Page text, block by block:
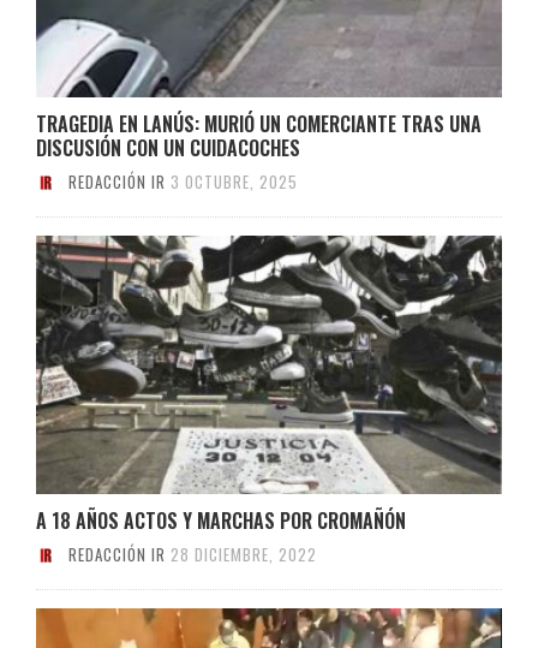
TRAGEDIA EN LANÚS: MURIÓ UN COMERCIANTE TRAS UNA
DISCUSIÓN CON UN CUIDACOCHES
REDACCIÓN IR 3 OCTUBRE, 2025
A 18 AÑOS ACTOS Y MARCHAS POR CROMAÑÓN
REDACCIÓN IR 28 DICIEMBRE, 2022